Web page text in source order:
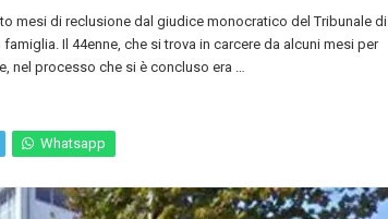
mesi di reclusione dal giudice monocratico del Tribunale di
Il 44enne, che si trova in carcere da alcuni mesi per
nel processo che si è concluso era …
Whatsapp